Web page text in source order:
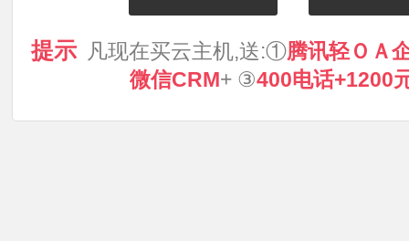
提示 凡现在买云主机,送:①腾讯轻ＯＡ
微信CRM+ ③400电话+1200